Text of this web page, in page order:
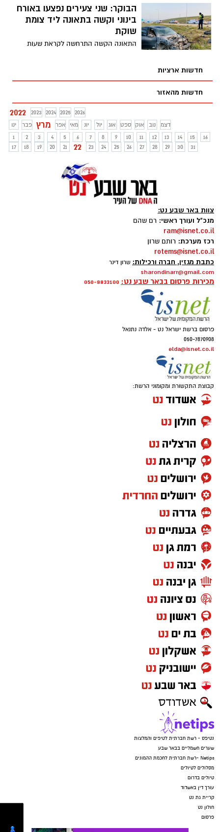
בימ"ש השלום בבאר שבע
הבוקר: שני צעירים נפצעו באורח
בינוני וקשה בתאונה ליד צומת
שוקת
התאונה הקשה התרחשה לקראת שעות
חדשות ארציות
חדשות מהאזור
2022 2023 2024 2025
2026
ינו
פבר מרץ אפר מאי יונ יול אוג ספט אוק נוב
דצמ
1
2 3 4 5 6 7 8 9 10 11 12 13 14 15
16
17
18 19 20 21 22 23 24 25 26 27 28 29 30 31
צוות באר שבע נט:
מנכ"ל ועורך ראשי: רם שהם
ram@isnet.co.il
רכז מערכת: רותם שרון
rotems@isnet.co.il
כתבת מגזין, חברה ורכילות: שרון דינר
sharondinarr@gmail.com
מכירות פרסום בבאר שבע נט: 050-8833100
פרסום ברשת ישראל נט - אלדה נתנאל
050-7870908
elda@isnet.co.il
קבוצת התקשורת ומקומוני הרשת:
נטיפס - רשת חברתית לטיפים והמלצות
שערים חשמליים בבאר שבע
Netips -רשת חברתית לחכמת ההמונים
מסלולים לטיולים
טיולים בדרום
עורך דין באשדוד
קריית גת נט
חולון נט
פרסום